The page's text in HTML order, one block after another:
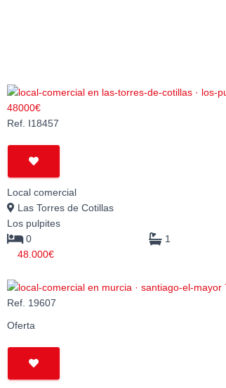
Ref. I18457
Local comercial
Las Torres de Cotillas
Los pulpites
0
1
48.000€
Ref. 19607
Oferta